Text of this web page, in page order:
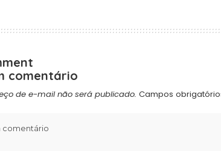
comentário
de e-mail não será publicado. Campos